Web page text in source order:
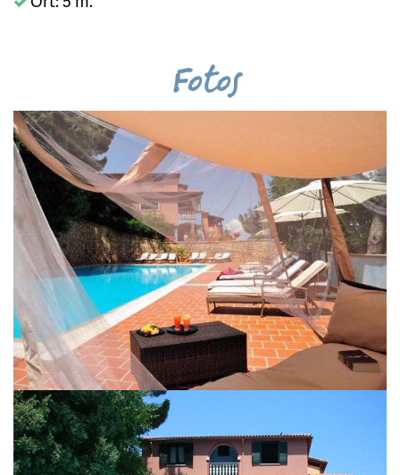
Fotos